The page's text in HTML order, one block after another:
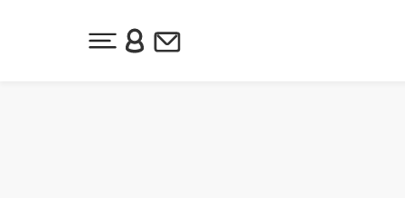
Desplegar menú principal
Inicia sesión o regístrate
Newsletter